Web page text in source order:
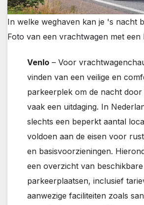
In welke weghaven kan je 's nacht
Foto van een vrachtwagen met een
Venlo – Voor
vinden van een veilige en
parkeerplek om de nacht
vaak een uitdaging. In
slechts een beperkt aantal
voldoen aan de eisen voor
en basisvoorzieningen.
een overzicht van beschikbare
parkeerplaatsen, inclusief
aanwezige faciliteiten zoals